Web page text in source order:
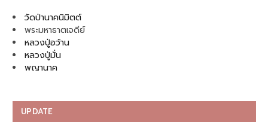
วัดป่านาคนิมิตต์
พระมหาธาตเจดีย์
หลวงปู่อว้าน
หลวงปู่มั่น
พญานาค
UPDATE